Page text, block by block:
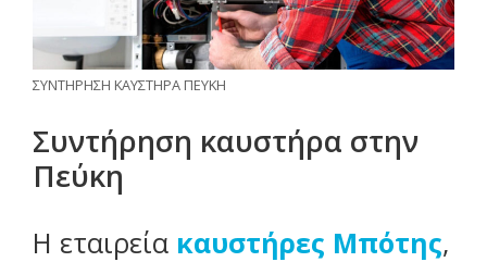
ΣΥΝΤΗΡΗΣΗ ΚΑΥΣΤΗΡΑ ΠΕΥΚΗ
Συντήρηση καυστήρα στην
Πεύκη
Η εταιρεία καυστήρες Μπότης,